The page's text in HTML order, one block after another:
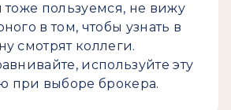
пользуемся, не вижу
в том, чтобы узнать в
смотрят коллеги.
используйте эту
при выборе брокера.